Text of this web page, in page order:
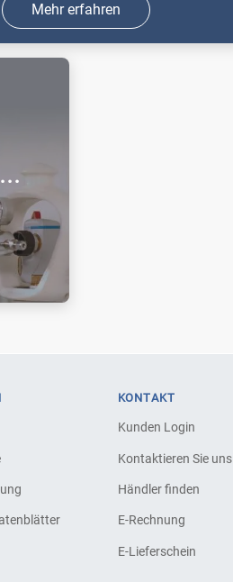
Mehr erfahren
für den
KONTAKT
Kunden Login
Kontaktieren Sie uns
Händler finden
E-Rechnung
E-Lieferschein